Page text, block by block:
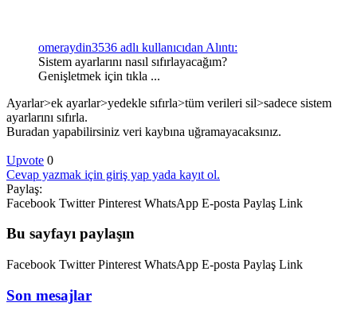
omeraydin3536 adlı kullanıcıdan Alıntı:
Sistem ayarlarını nasıl sıfırlayacağım?
Genişletmek için tıkla ...
Ayarlar>ek ayarlar>yedekle sıfırla>tüm verileri sil>sadece sistem
ayarlarını sıfırla.
Buradan yapabilirsiniz veri kaybına uğramayacaksınız.
Upvote 0
Cevap yazmak için giriş yap yada kayıt ol.
Paylaş:
Facebook Twitter Pinterest WhatsApp E-posta Paylaş Link
Bu sayfayı paylaşın
Facebook Twitter Pinterest WhatsApp E-posta Paylaş Link
Son mesajlar